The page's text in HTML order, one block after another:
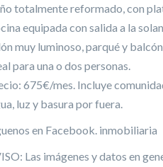
totalmente reformado, con
equipada con salida a la
muy luminoso, parqué y balcón.
para una o dos personas.
675€/mes. Incluye
luz y basura por fuera.
en Facebook. inmobiliaria
Las imágenes y datos en